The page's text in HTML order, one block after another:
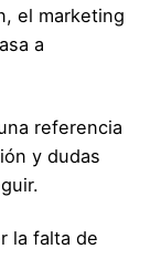
el marketing
a
referencia
y dudas
la falta de